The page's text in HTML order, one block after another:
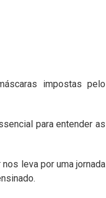
impostas pelo
para entender as
leva por uma jornada